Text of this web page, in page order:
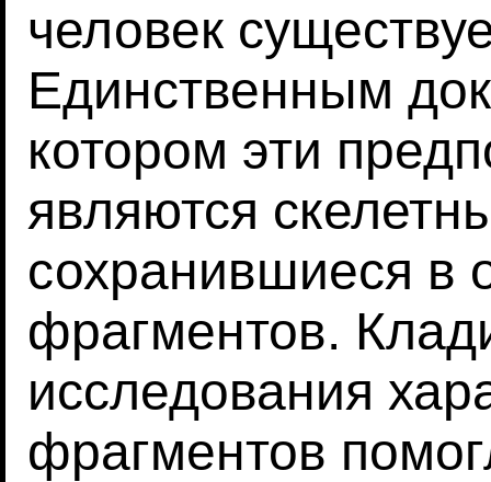
человек
Единственным
котором эти
являются
сохранившиеся в
фрагментов.
исследования
фрагментов